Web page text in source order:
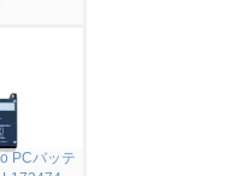
PCバッテ